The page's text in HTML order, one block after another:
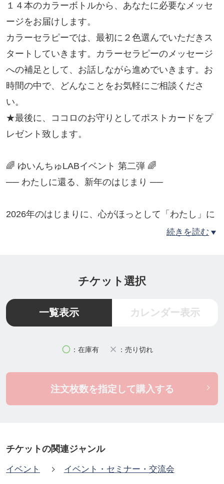
１４本のカラーボトルから、あなたに必要なメッセ
ージをお届けします。
カラーセラピーでは、最初に２色選んでいただきス
タートしていきます。カラーセラピーのメッセージ
への補足として、お話しながら進めでいきます。お
時間の中で、どんなことをお気軽にご相談くださ
い。
★最後に、ココロのお守りとしてポストカードをプ
レゼント致します。
🌈 ゆいんちゅLABイベント 第二弾 🌈
​── わたしに還る、新年のはじまり ──
2026年のはじまりに、心がほっとして「わたし」に
✔ パステルアート＆カラーセラピー
✔ ヨガ＆セッション
✔ 2026年を占う曼荼羅タロット＆琉球干支龍カード
「あ、気になる♪」は、もうサイン✨
新年をワクワクと希望をもってスタートしません
​日時：2026年1月11日10:00-16:00
​場所：バルコラボグランデ中城店
続きを読む
チケット選択
一覧表示 カレンダー表示
circle ：在庫有 close ：売り切れ
注文枚数を指定して購入する
チケットの関連ジャンル
イベント イベント・セミナー・交流会